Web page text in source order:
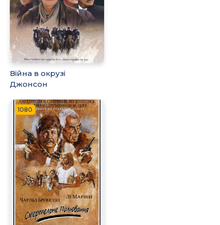
Війна в окрузі
Джонсон
1080